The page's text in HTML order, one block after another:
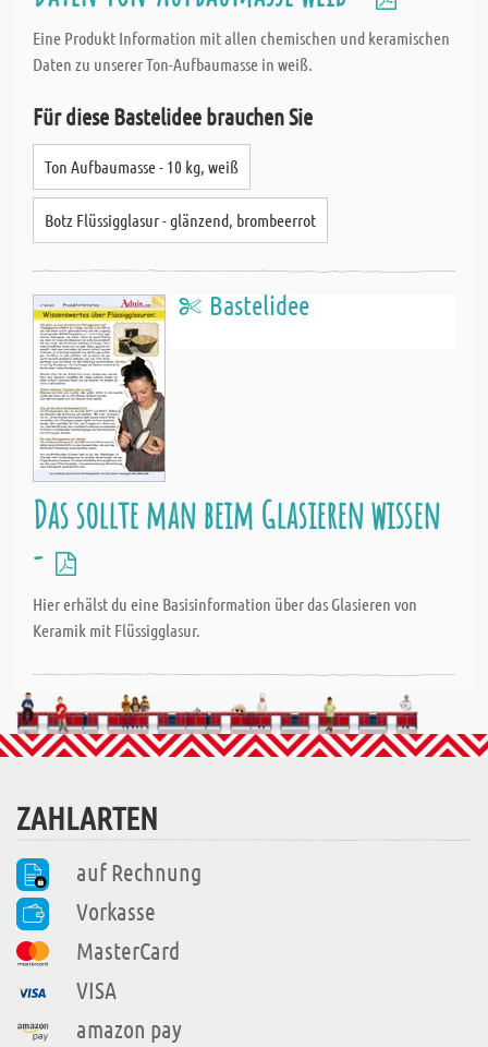
Eine Produkt Information mit allen chemischen und keramischen
Daten zu unserer Ton-Aufbaumasse in weiß.
Für diese Bastelidee brauchen Sie
Ton Aufbaumasse - 10 kg, weiß
Botz Flüssigglasur - glänzend, brombeerrot
Bastelidee
Das sollte man beim Glasieren wissen
-
Hier erhälst du eine Basisinformation über das Glasieren von
Keramik mit Flüssigglasur.
ZAHLARTEN
auf Rechnung
Vorkasse
MasterCard
VISA
amazon pay